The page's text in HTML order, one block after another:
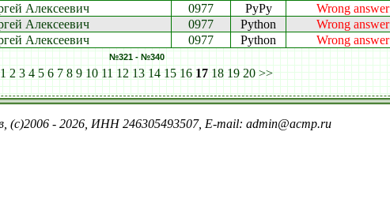
Алексеевич 0977 PyPy Wrong answer
Алексеевич 0977 Python Wrong answer
Алексеевич 0977 Python Wrong answer
№321 - №340
1 2 3 4 5 6 7 8 9 10 11 12 13 14 15 16 17 18 19 20 >>
(c)2006 - 2026, ИНН 246305493507, E-mail: admin@acmp.ru